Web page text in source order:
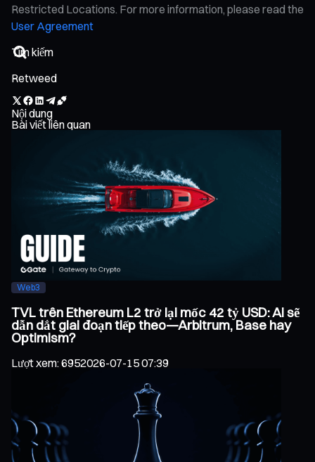
Restricted Locations. For more information, please read the
User Agreement
Retweed
Nội dung
Bài viết liên quan
Web3
TVL trên Ethereum L2 trở lại mốc 42 tỷ USD: Ai sẽ
dẫn dắt giai đoạn tiếp theo—Arbitrum, Base hay
Optimism?
Lượt xem:6952026-07-15 07:39